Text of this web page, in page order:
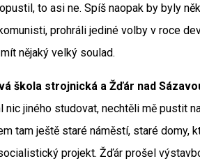
to asi ne. Spíš naopak by byly
prohráli jediné volby v roce
nějaký velký soulad.
škola strojnická a Žďár nad
nic jiného studovat, nechtěli mě pustit
tam ještě staré náměstí, staré domy,
projekt. Žďár prošel